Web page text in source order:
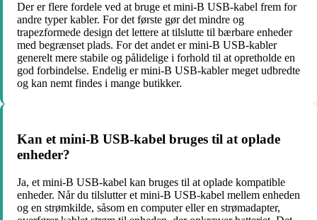
Der er flere fordele ved at bruge et mini-B USB-kabel frem for
andre typer kabler. For det første gør det mindre og
trapezformede design det lettere at tilslutte til bærbare enheder
med begrænset plads. For det andet er mini-B USB-kabler
generelt mere stabile og pålidelige i forhold til at opretholde en
god forbindelse. Endelig er mini-B USB-kabler meget udbredte
og kan nemt findes i mange butikker.
Kan et mini-B USB-kabel bruges til at oplade
enheder?
Ja, et mini-B USB-kabel kan bruges til at oplade kompatible
enheder. Når du tilslutter et mini-B USB-kabel mellem enheden
og en strømkilde, såsom en computer eller en strømadapter,